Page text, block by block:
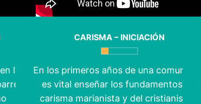
la
y
CARISMA – INICIACIÓN
En los primeros años de una comunidad,
es vital enseñar los fundamentos del
carisma marianista y del cristianismo,